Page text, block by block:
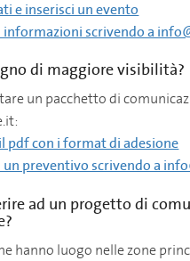
e inserisci un evento
informazioni scrivendo a
di maggiore visibilità?
un pacchetto di
pdf con i format di adesione
un preventivo scrivendo a
ad un progetto di
hanno luogo nelle zone